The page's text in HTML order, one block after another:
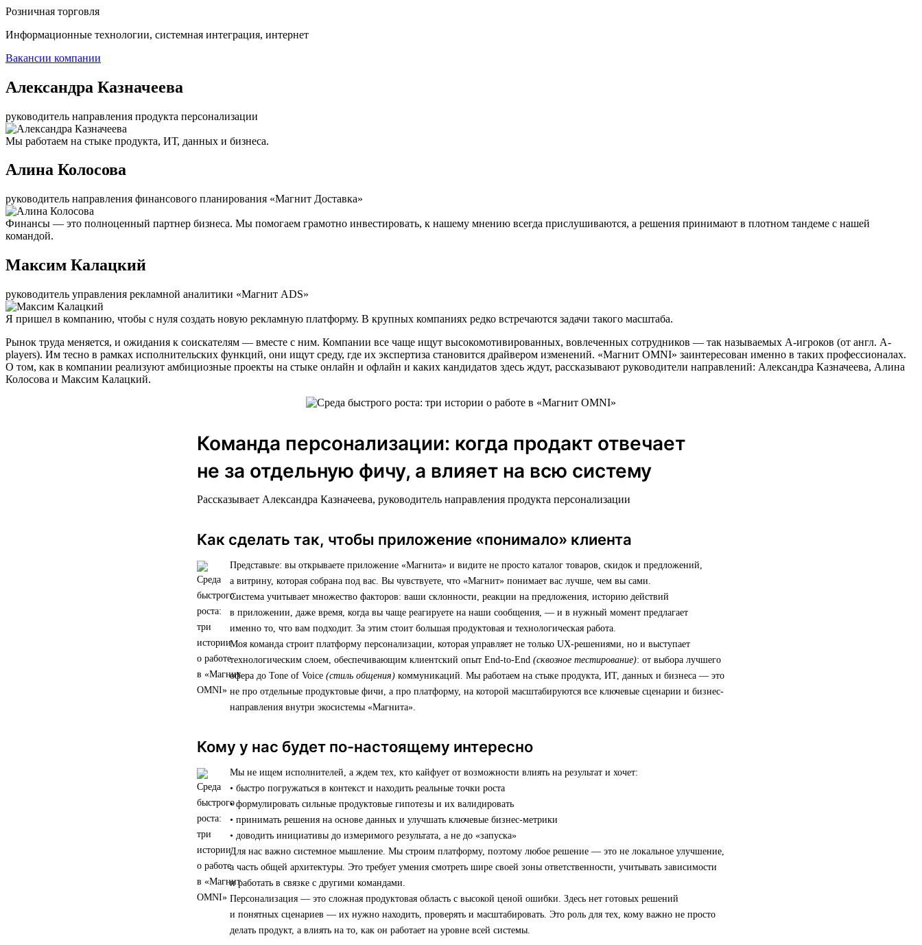
Розничная торговля
Информационные технологии, системная интеграция, интернет
Вакансии компании
Александра Казначеева
руководитель направления продукта персонализации
Мы работаем на стыке продукта, ИТ, данных и бизнеса.
Алина Колосова
руководитель направления финансового планирования «Магнит Доставка»
Финансы — это полноценный партнер бизнеса. Мы помогаем грамотно инвестировать, к нашему мнению всегда прислушиваются, а решения принимают в плотном тандеме с нашей
командой.
Максим Калацкий
руководитель управления рекламной аналитики «Магнит ADS»
Я пришел в компанию, чтобы с нуля создать новую рекламную платформу. В крупных компаниях редко встречаются задачи такого масштаба.
Рынок труда меняется, и ожидания к соискателям — вместе с ним. Компании все чаще ищут высокомотивированных, вовлеченных сотрудников — так называемых А-игроков (от англ. A-
players). Им тесно в рамках исполнительских функций, они ищут среду, где их экспертиза становится драйвером изменений. «Магнит OMNI» заинтересован именно в таких профессионалах.
О том, как в компании реализуют амбициозные проекты на стыке онлайн и офлайн и каких кандидатов здесь ждут, рассказывают руководители направлений: Александра Казначеева, Алина
Колосова и Максим Калацкий.
Команда персонализации: когда продакт отвечает
не за отдельную фичу, а влияет на всю систему
Рассказывает Александра Казначеева, руководитель направления продукта персонализации
Как сделать так, чтобы приложение «понимало» клиента
Представьте: вы открываете приложение «Магнита» и видите не просто каталог товаров, скидок и предложений,
а витрину, которая собрана под вас. Вы чувствуете, что «Магнит» понимает вас лучше, чем вы сами.
Система учитывает множество факторов: ваши склонности, реакции на предложения, историю действий
в приложении, даже время, когда вы чаще реагируете на наши сообщения, — и в нужный момент предлагает
именно то, что вам подходит. За этим стоит большая продуктовая и технологическая работа.
Моя команда строит платформу персонализации, которая управляет не только UX-решениями, но и выступает
технологическим слоем, обеспечивающим клиентский опыт End-to-End (сквозное тестирование): от выбора лучшего
офера до Tone of Voice (стиль общения) коммуникаций. Мы работаем на стыке продукта, ИТ, данных и бизнеса — это
не про отдельные продуктовые фичи, а про платформу, на которой масштабируются все ключевые сценарии и бизнес-
направления внутри экосистемы «Магнита».
Кому у нас будет по-настоящему интересно
Мы не ищем исполнителей, а ждем тех, кто кайфует от возможности влиять на результат и хочет:
• быстро погружаться в контекст и находить реальные точки роста
• формулировать сильные продуктовые гипотезы и их валидировать
• принимать решения на основе данных и улучшать ключевые бизнес-метрики
• доводить инициативы до измеримого результата, а не до «запуска»
Для нас важно системное мышление. Мы строим платформу, поэтому любое решение — это не локальное улучшение,
а часть общей архитектуры. Это требует умения смотреть шире своей зоны ответственности, учитывать зависимости
и работать в связке с другими командами.
Персонализация — это сложная продуктовая область с высокой ценой ошибки. Здесь нет готовых решений
и понятных сценариев — их нужно находить, проверять и масштабировать. Это роль для тех, кому важно не просто
делать продукт, а влиять на то, как он работает на уровне всей системы.